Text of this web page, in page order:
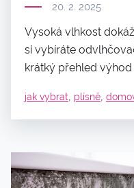
20. 2. 2025
Vysoká vlhkost
si vybíráte
krátký přehled výhod
jak vybrat, plísně,